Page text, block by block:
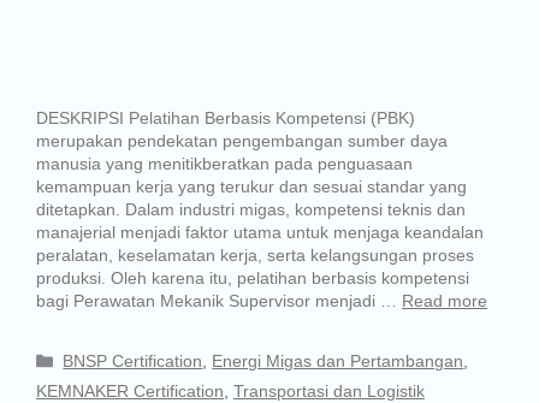
DESKRIPSI Pelatihan Berbasis Kompetensi (PBK)
merupakan pendekatan pengembangan sumber daya
manusia yang menitikberatkan pada penguasaan
kemampuan kerja yang terukur dan sesuai standar yang
ditetapkan. Dalam industri migas, kompetensi teknis dan
manajerial menjadi faktor utama untuk menjaga keandalan
peralatan, keselamatan kerja, serta kelangsungan proses
produksi. Oleh karena itu, pelatihan berbasis kompetensi
bagi Perawatan Mekanik Supervisor menjadi … Read more
BNSP Certification Energi Migas dan Pertambangan
KEMNAKER Certification Transportasi dan Logistik